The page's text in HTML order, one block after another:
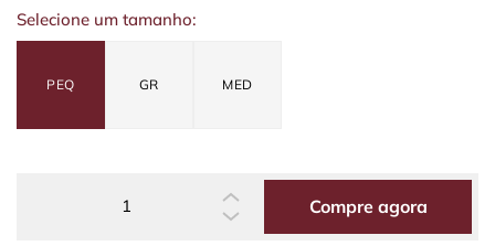
Selecione um tamanho:
PEQ GR MED
Compre agora